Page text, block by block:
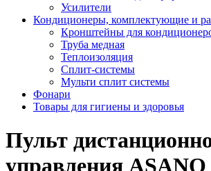
Усилители
Кондиционеры, комплектующие и
Кронштейны для
Труба медная
Теплоизоляция
Сплит-системы
Мульти сплит системы
Фонари
Товары для гигиены и здоровья
Пульт
управления ASANO